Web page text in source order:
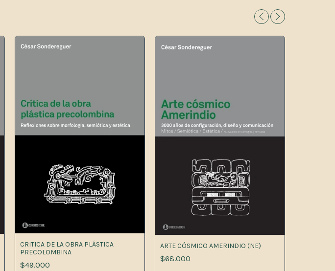
CRITICA DE LA OBRA PLÁSTICA
PRECOLOMBINA
$49.000
ARTE CÓSMICO AMERINDIO (NE)
$68.000